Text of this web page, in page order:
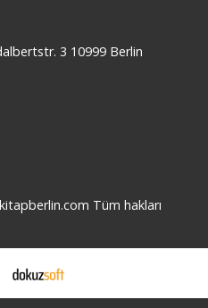
3 10999 Berlin
Tüm hakları